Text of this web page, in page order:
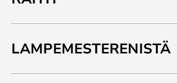
LAMPEMESTERENISTÄ